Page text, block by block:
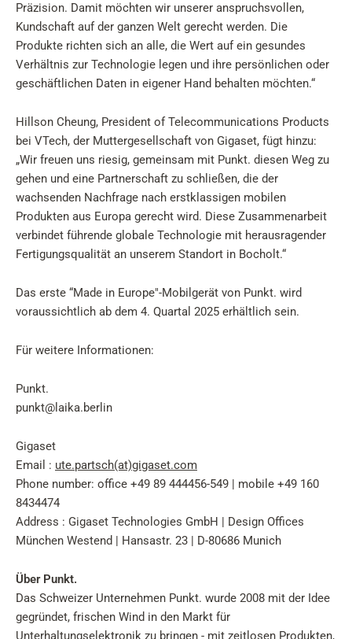
Präzision. Damit möchten wir unserer anspruchsvollen,
Kundschaft auf der ganzen Welt gerecht werden. Die
Produkte richten sich an alle, die Wert auf ein gesundes
Verhältnis zur Technologie legen und ihre persönlichen oder
geschäftlichen Daten in eigener Hand behalten möchten.“
Hillson Cheung, President of Telecommunications Products
bei VTech, der Muttergesellschaft von Gigaset, fügt hinzu:
„Wir freuen uns riesig, gemeinsam mit Punkt. diesen Weg zu
gehen und eine Partnerschaft zu schließen, die der
wachsenden Nachfrage nach erstklassigen mobilen
Produkten aus Europa gerecht wird. Diese Zusammenarbeit
verbindet führende globale Technologie mit herausragender
Fertigungsqualität an unserem Standort in Bocholt.“
Das erste “Made in Europe"-Mobilgerät von Punkt. wird
voraussichtlich ab dem 4. Quartal 2025 erhältlich sein.
Für weitere Informationen:
Punkt.
punkt@laika.berlin
Gigaset
Email : ute.partsch(at)gigaset.com
Phone number: office +49 89 444456-549 | mobile +49 160
8434474
Address : Gigaset Technologies GmbH | Design Offices
München Westend | Hansastr. 23 | D-80686 Munich
Über Punkt.
Das Schweizer Unternehmen Punkt. wurde 2008 mit der Idee
gegründet, frischen Wind in den Markt für
Unterhaltungselektronik zu bringen - mit zeitlosen Produkten,